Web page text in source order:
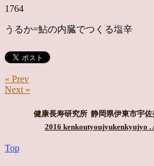
1764
うるか=鮎の内臓でつくる塩辛
« Prev
Next »
健康長寿研究所 静岡県伊東市宇佐
2016 kenkoutyoujyukenkyujyo .
Top